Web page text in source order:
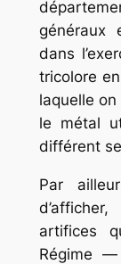
généraux
dans
tricolore
laquelle
le métal
différent
Par
artifices
Régime